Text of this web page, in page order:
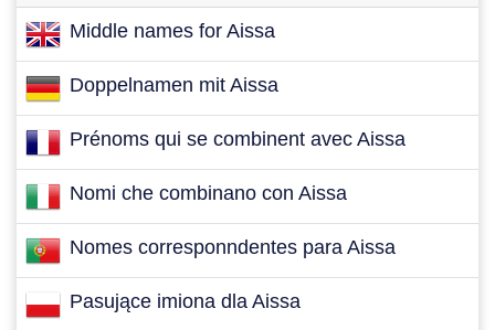
Middle names for Aissa
Doppelnamen mit Aissa
Prénoms qui se combinent avec Aissa
Nomi che combinano con Aissa
Nomes corresponndentes para Aissa
Pasujące imiona dla Aissa